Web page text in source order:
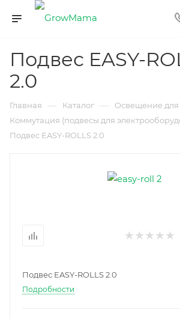
Подвес EASY-
2.0
Главная — Каталог — Освещение для
Коммутация (подвесы для
Подвес EASY-ROLLS 2.0
Подвес EASY-ROLLS 2.0
Подробности